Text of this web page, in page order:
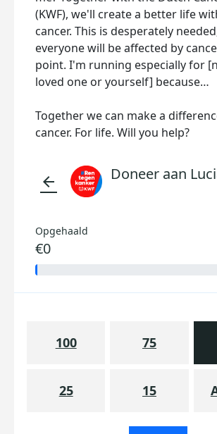
(KWF), we'll create a better life
cancer. This is desperately
everyone will be affected by
point. I'm running especially for
loved one or yourself] because…
Together we can make a
cancer. For life. Will you help?
arrow_back Doneer aan
Opgehaald
€0
100 75
25 15